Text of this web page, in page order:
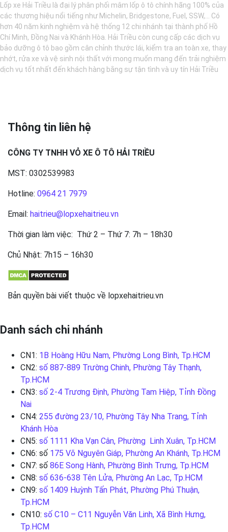
Lốp xe Hải Triều là đại lý phân phối mâm lốp ô tô chính hãng 100% của
các thương hiệu nổi tiếng như Michelin, Bridgestone, Fuel, SSW,... Có
hơn 40 năm kinh nghiệm và hệ thống 12 chi nhánh tại thành phố Hồ
Chí Minh, Đồng Nai và Khánh Hòa. Hải Triều còn cung cấp các dịch vụ
bảo dưỡng ô tô bao gồm cân chỉnh thước lái, kiểm tra an toàn xe, thay
nhớt, rửa xe và vệ sinh nội thất với mong muốn mang đến trải nghiệm
dịch vụ tốt nhất đến khách hàng bằng sự tận tình và uy tín Hải Triều
Thông tin liên hệ
CÔNG TY TNHH VỎ XE Ô TÔ HẢI TRIỀU
MST: 0302539983
Hotline: 0964 21 7979
Email: haitrieu@lopxehaitrieu.vn
Thời gian làm việc: Thứ 2 – Thứ 7: 7h – 18h30
Chủ Nhật: 7h15 – 16h30
Bản quyền bài viết thuộc về lopxehaitrieu.vn
Danh sách chi nhánh
CN1: 1B Hoàng Hữu Nam, Phường Long Bình, Tp.HCM
CN2: số 887-889 Trường Chinh, Phường Tây Thạnh,
Tp.HCM
CN3: số 2-4 Trương Định, Phường Tam Hiệp, Tỉnh Đồng
Nai
CN4: 255 đường 23/10, Phường Tây Nha Trang, Tỉnh
Khánh Hòa
CN5: số 1111 Kha Vạn Cân, Phường Linh Xuân, Tp.HCM
CN6: số 175 Võ Nguyên Giáp, Phường An Khánh, Tp.HCM
CN7: số 86E Song Hành, Phường Bình Trưng, Tp.HCM
CN8: số 636-638 Tên Lửa, Phường An Lạc, Tp.HCM
CN9: số 1409 Huỳnh Tấn Phát, Phường Phú Thuận,
Tp.HCM
CN10: số C10 – C11 Nguyễn Văn Linh, Xã Bình Hưng,
Tp.HCM